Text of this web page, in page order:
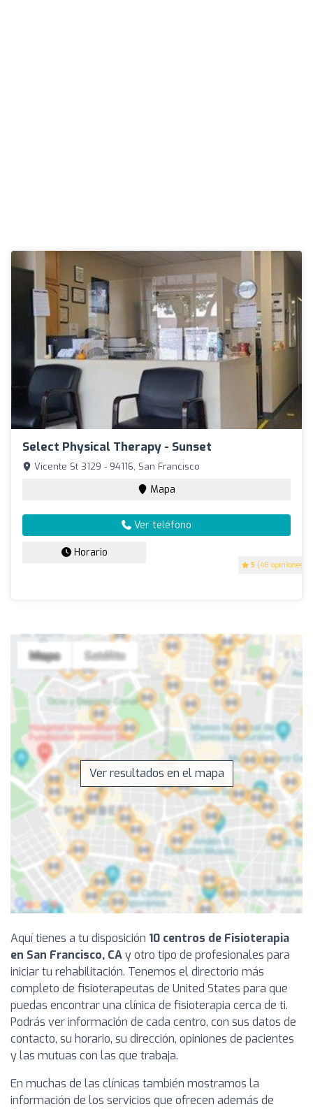
Select Physical Therapy - Sunset
5 (48 opiniones)
Vicente St 3129 - 94116, San Francisco
Mapa
Ver teléfono
Horario
Ver resultados en el mapa
Aquí tienes a tu disposición 10 centros de Fisioterapia
en San Francisco, CAy otro tipo de profesionales para
iniciar tu rehabilitación. Tenemos el directorio más
completo de fisioterapeutas de United States para que
puedas encontrar una clínica de fisioterapia cerca de ti.
Podrás ver información de cada centro, con sus datos de
contacto, su horario, su dirección, opiniones de pacientes
y las mutuas con las que trabaja.
En muchas de las clínicas también mostramos la
información de los servicios que ofrecen además de